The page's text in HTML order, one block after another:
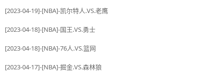
[2023-04-19]-[NBA]-凯尔特人.VS.老鹰
[2023-04-18]-[NBA]-国王.VS.勇士
[2023-04-18]-[NBA]-76人.VS.篮网
[2023-04-17]-[NBA]-掘金.VS.森林狼